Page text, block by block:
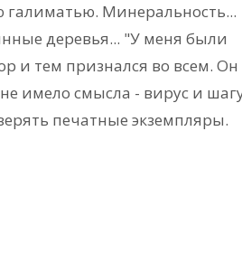
галиматью. Минеральность...
деревья... "У меня были
и тем признался во всем. Он
имело смысла - вирус и
печатные экземпляры.